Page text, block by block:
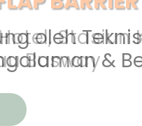
GATE
oleh
&